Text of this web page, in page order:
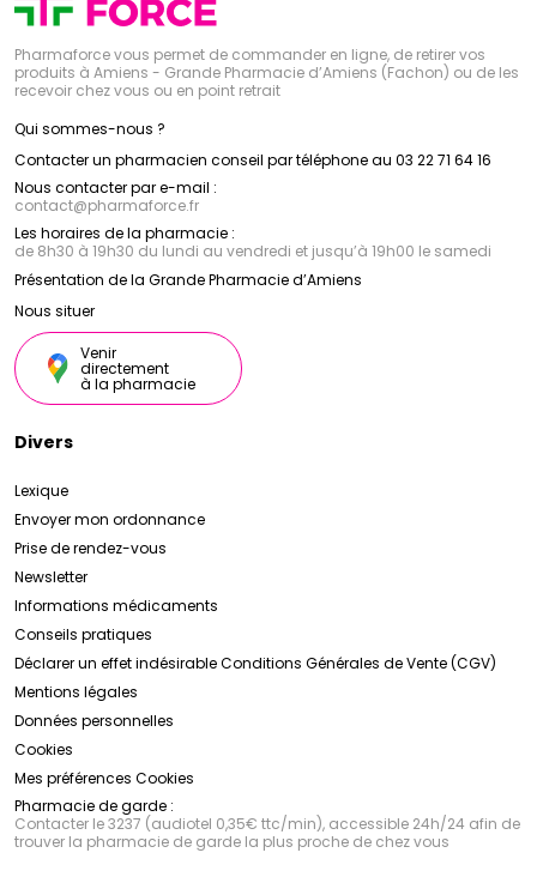
Pharmaforce vous permet de commander en ligne, de retirer vos
produits à Amiens - Grande Pharmacie d’Amiens (Fachon) ou de les
recevoir chez vous ou en point retrait
Qui sommes-nous ?
Contacter un pharmacien conseil par téléphone au 03 22 71 64 16
Nous contacter par e-mail :
contact@pharmaforce.fr
Les horaires de la pharmacie :
de 8h30 à 19h30 du lundi au vendredi et jusqu’à 19h00 le samedi
Présentation de la Grande Pharmacie d’Amiens
Nous situer
Venir
directement
à la pharmacie
Divers
Lexique
Envoyer mon ordonnance
Prise de rendez-vous
Newsletter
Informations médicaments
Conseils pratiques
Déclarer un effet indésirableConditions Générales de Vente (CGV)
Mentions légales
Données personnelles
Cookies
Mes préférences Cookies
Pharmacie de garde :
Contacter le 3237 (audiotel 0,35€ ttc/min), accessible 24h/24 afin de
trouver la pharmacie de garde la plus proche de chez vous